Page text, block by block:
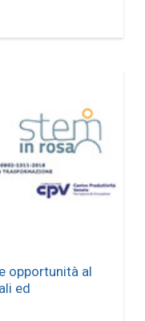
opportunità al
ed